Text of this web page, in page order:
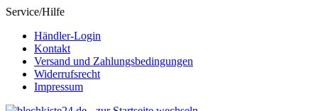
Service/Hilfe
Händler-Login
Kontakt
Versand und Zahlungsbedingungen
Widerrufsrecht
Impressum